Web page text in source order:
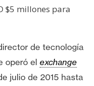
$5 millones para
de tecnología
operó el exchange
julio de 2015 hasta